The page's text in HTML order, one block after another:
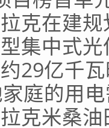
克在建
集中式
29亿千
庭的用
克米桑